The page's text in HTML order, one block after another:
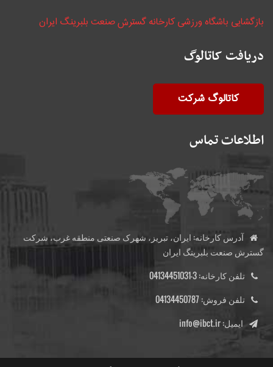
بازگشایی باشگاه ورزشی کارخانه گسترش صنعت بلبرینگ ایران
دریافت کاتالوگ
کاتالوگ شرکت
اطلاعات تماس
آدرس کارخانه: ایران، تبریز، شهرک صنعتی منطقه غرب، شرکت
گسترش صنعت بلبرینگ ایران
تلفن کارخانه:
تلفن فروش:
ایمیل:info@ibct.ir